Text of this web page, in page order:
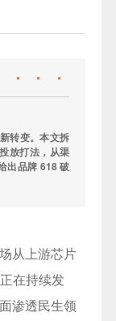
转变。本文拆
放打法，从渠
出品牌 618 破
从上游芯片
在持续发
渗透民生领